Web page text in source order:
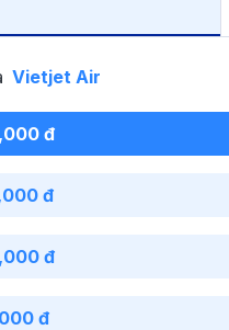
Vietjet Air
đ
đ
đ
đ